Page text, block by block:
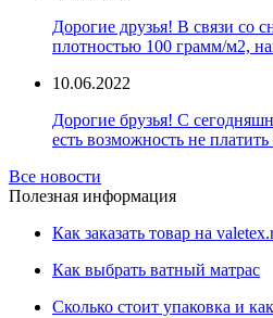
Дорогие друзья! В связи со
плотностью 100 грамм/м2,
10.06.2022
Дорогие брузья! С
есть возможность не платить
Все новости
Полезная информация
Как заказать товар на
Как выбрать ватный матрас
Сколько стоит упаковка и